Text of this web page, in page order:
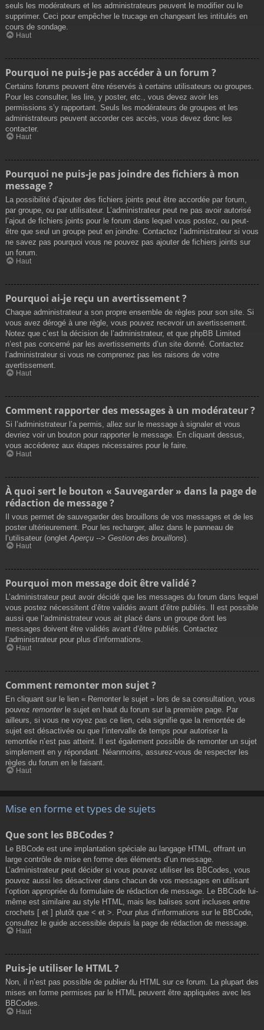
seuls les modérateurs et les administrateurs peuvent le modifier ou le
supprimer. Ceci pour empêcher le trucage en changeant les intitulés en
cours de sondage.
Haut
Pourquoi ne puis-je pas accéder à un forum ?
Certains forums peuvent être réservés à certains utilisateurs ou groupes.
Pour les consulter, les lire, y poster, etc., vous devez avoir les
permissions s’y rapportant. Seuls les modérateurs de groupes et les
administrateurs peuvent accorder ces accès, vous devez donc les
contacter.
Haut
Pourquoi ne puis-je pas joindre des fichiers à mon
message ?
La possibilité d’ajouter des fichiers joints peut être accordée par forum,
par groupe, ou par utilisateur. L’administrateur peut ne pas avoir autorisé
l’ajout de fichiers joints pour le forum dans lequel vous postez, ou peut-
être que seul un groupe peut en joindre. Contactez l’administrateur si vous
ne savez pas pourquoi vous ne pouvez pas ajouter de fichiers joints sur
un forum.
Haut
Pourquoi ai-je reçu un avertissement ?
Chaque administrateur a son propre ensemble de règles pour son site. Si
vous avez dérogé à une règle, vous pouvez recevoir un avertissement.
Notez que c’est la décision de l’administrateur, et que phpBB Limited
n’est pas concerné par les avertissements d’un site donné. Contactez
l’administrateur si vous ne comprenez pas les raisons de votre
avertissement.
Haut
Comment rapporter des messages à un modérateur ?
Si l’administrateur l’a permis, allez sur le message à signaler et vous
devriez voir un bouton pour rapporter le message. En cliquant dessus,
vous accéderez aux étapes nécessaires pour le faire.
Haut
À quoi sert le bouton « Sauvegarder » dans la page de
rédaction de message ?
Il vous permet de sauvegarder des brouillons de vos messages et de les
poster ultérieurement. Pour les recharger, allez dans le panneau de
l’utilisateur (onglet Aperçu --> Gestion des brouillons).
Haut
Pourquoi mon message doit être validé ?
L’administrateur peut avoir décidé que les messages du forum dans lequel
vous postez nécessitent d’être validés avant d’être publiés. Il est possible
aussi que l’administrateur vous ait placé dans un groupe dont les
messages doivent être validés avant d’être publiés. Contactez
l’administrateur pour plus d’informations.
Haut
Comment remonter mon sujet ?
En cliquant sur le lien « Remonter le sujet » lors de sa consultation, vous
pouvez remonterle sujet en haut du forum sur la première page. Par
ailleurs, si vous ne voyez pas ce lien, cela signifie que la remontée de
sujet est désactivée ou que l’intervalle de temps pour autoriser la
remontée n’est pas atteint. Il est également possible de remonter un sujet
simplement en y répondant. Néanmoins, assurez-vous de respecter les
règles du forum en le faisant.
Haut
Mise en forme et types de sujets
Que sont les BBCodes ?
Le BBCode est une implantation spéciale au langage HTML, offrant un
large contrôle de mise en forme des éléments d’un message.
L’administrateur peut décider si vous pouvez utiliser les BBCodes, vous
pouvez aussi les désactiver dans chacun de vos messages en utilisant
l’option appropriée du formulaire de rédaction de message. Le BBCode lui-
même est similaire au style HTML, mais les balises sont incluses entre
crochets [ et ] plutôt que < et >. Pour plus d’informations sur le BBCode,
consultez le guide accessible depuis la page de rédaction de message.
Haut
Puis-je utiliser le HTML ?
Non, il n’est pas possible de publier du HTML sur ce forum. La plupart des
mises en forme permises par le HTML peuvent être appliquées avec les
BBCodes.
Haut